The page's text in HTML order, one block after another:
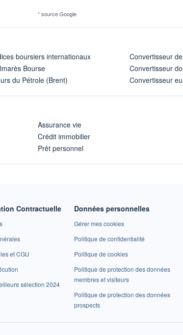
* source Google
boursiers internationaux
Bourse
du Pétrole (Brent)
Convertisseur
Convertisseur
Convertisseur
Assurance vie
Crédit immobilier
Prêt personnel
Contractuelle
et CGU
sélection 2024
Données personnelles
Gérer mes cookies
Politique de confidentialité
Politique de cookies
Politique de protection des données
membres et visiteurs
Politique de protection des données
prospects